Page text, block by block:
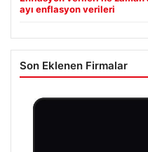
ayı enflasyon verileri
Son Eklenen Firmalar